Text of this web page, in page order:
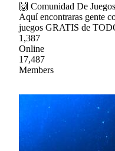
🙌 Comunidad De
Aquí encontraras gente
juegos GRATIS de
1,387
Online
17,487
Members